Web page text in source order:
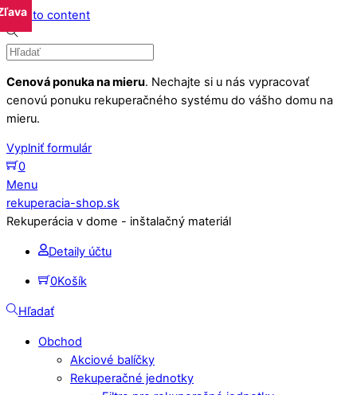
Skip to content
Cenová ponuka na mieru. Nechajte si u nás vypracovať
cenovú ponuku rekuperačného systému do vášho domu na
mieru.
Vyplniť formulár
0
Menu
rekuperacia-shop.sk
Rekuperácia v dome - inštalačný materiál
Detaily účtu
0Košík
Hľadať
Obchod
Akciové balíčky
Rekuperačné jednotky